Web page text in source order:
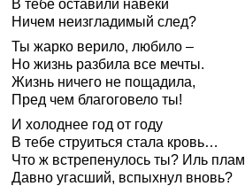
В тебе оставили навеки
Ничем неизгладимый след?
Ты жарко верило, любило –
Но жизнь разбила все мечты.
Жизнь ничего не пощадила,
Пред чем благоговело ты!
И холоднее год от году
В тебе струиться стала кровь…
Что ж встрепенулось ты? Иль
Давно угасший, вспыхнул вновь?